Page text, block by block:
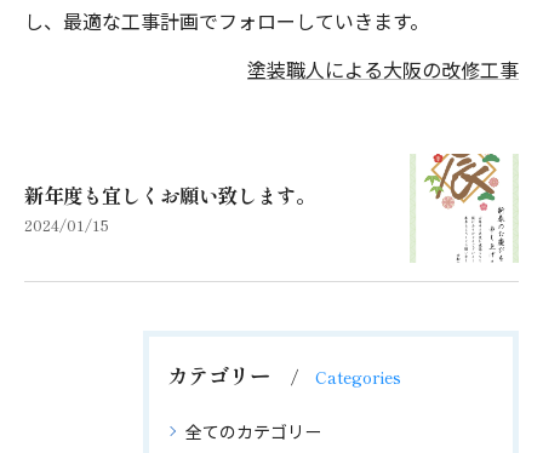
し、最適な工事計画でフォローしていきます。
塗装職人による大阪の改修工事
新年度も宜しくお願い致します。
2024/01/15
カテゴリー Categories
全てのカテゴリー